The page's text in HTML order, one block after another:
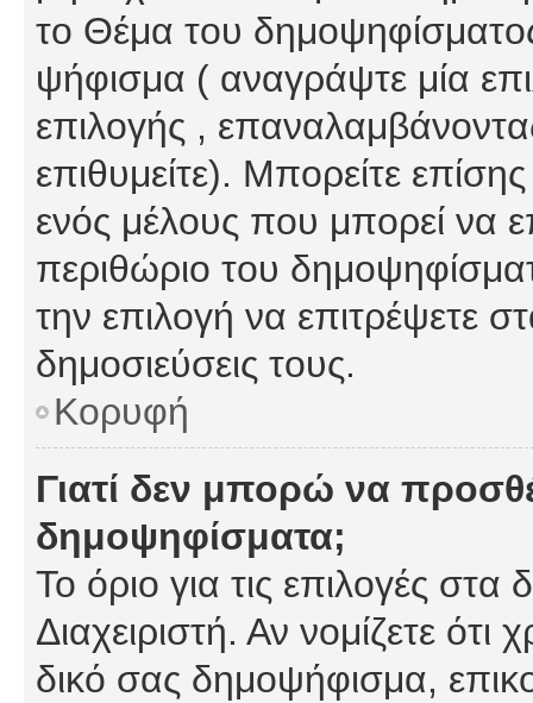
το Θέμα του
ψήφισμα ( αναγράψτε μία
επιλογής ,
επιθυμείτε). Μπορείτε
ενός μέλους που μπορεί να
περιθώριο του
την επιλογή να επιτρέψετε
δημοσιεύσεις τους.
Κορυφή
Γιατί δεν μπορώ να
δημοψηφίσματα;
Το όριο για τις επιλογές
Διαχειριστή. Αν νομίζετε ότι
δικό σας δημοψήφισμα,